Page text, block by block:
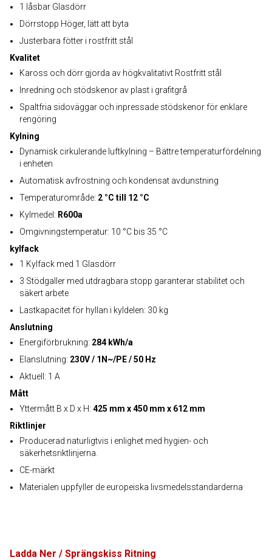
1 låsbar Glasdörr
Dörrstopp Höger, lätt att byta
Justerbara fötter i rostfritt stål
Kvalitet
Kaross och dörr gjorda av högkvalitativt Rostfritt stål
Inredning och stödskenor av plast i grafitgrå
Spaltfria sidoväggar och inpressade stödskenor för enklare
rengöring
Kylning
Dynamisk cirkulerande luftkylning – Bättre temperaturfördelning
i enheten
Automatisk avfrostning och kondensat avdunstning
Temperaturområde: 2 °C till 12 °C
Kylmedel: R600a
Omgivningstemperatur: 10 °C bis 35 °C
kylfack
1 Kylfack med 1 Glasdörr
3 Stödgaller med utdragbara stopp garanterar stabilitet och
säkert arbete
Lastkapacitet för hyllan i kyldelen: 30 kg
Anslutning
Energiförbrukning: 284 kWh/a
Elanslutning: 230V / 1N~/PE / 50 Hz
Aktuell: 1 A
Mått
Yttermått B x D x H: 425 mm x 450 mm x 612 mm
Riktlinjer
Producerad naturligtvis i enlighet med hygien- och
säkerhetsriktlinjerna.
CE-märkt
Materialen uppfyller de europeiska livsmedelsstandarderna
Ladda Ner / Sprängskiss Ritning